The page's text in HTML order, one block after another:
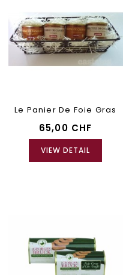
Le Panier De Foie Gras
65,00 CHF
VIEW DETAIL